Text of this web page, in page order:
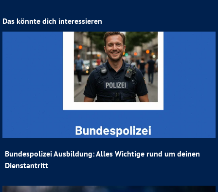
Das könnte dich interessieren
Bundespolizei Ausbildung: Alles Wichtige rund um deinen
Dienstantritt